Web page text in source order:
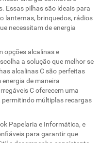
Essas pilhas são ideais para
lanternas, brinquedos, rádios
necessitam de energia
opções alcalinas e
a solução que melhor se
alcalinas C são perfeitas
de maneira
C oferecem uma
múltiplas recargas
Papelaria e Informática, e
para garantir que